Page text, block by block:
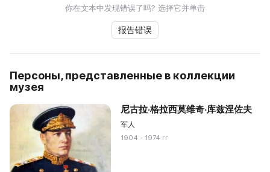
你在文本中发现错误了吗? 选择它并单击
报告错误
Персоны, представленные в коллекции
музея
尼古拉·格拉西莫维奇·库兹涅佐夫
军人
1904 - 1974 гг